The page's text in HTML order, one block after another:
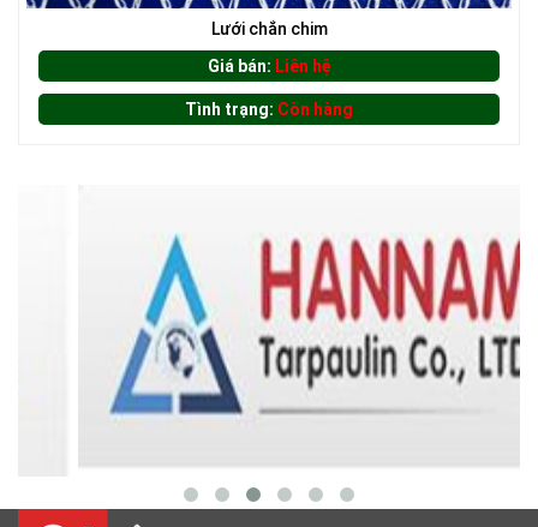
LƯỚI HÀNG RÀO HÌNH CHỮ NHẬT
LƯỚI CHẮN CHIM
Lưới chắn chim
Giá bán: Liên hệ
Tình trạng: Còn hàng